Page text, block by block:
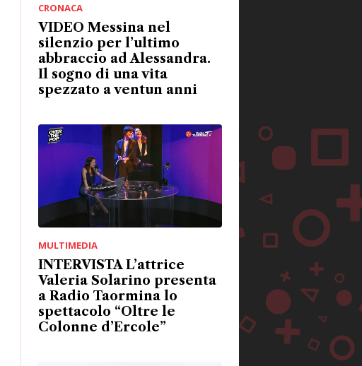
CRONACA
VIDEO Messina nel
silenzio per l’ultimo
abbraccio ad Alessandra.
Il sogno di una vita
spezzato a ventun anni
MULTIMEDIA
INTERVISTA L’attrice
Valeria Solarino presenta
a Radio Taormina lo
spettacolo “Oltre le
Colonne d’Ercole”